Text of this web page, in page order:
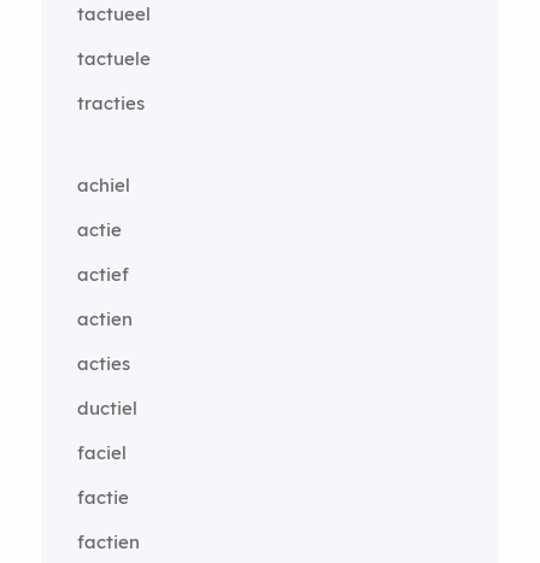
tactueel
tactuele
tracties
achiel
actie
actief
actien
acties
ductiel
faciel
factie
factien